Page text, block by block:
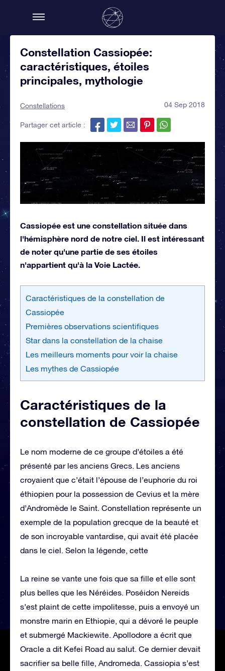
Constellation Cassiopée:
caractéristiques, étoiles
principales, mythologie
Constellations 04 Sep 2018
Partager cet article :
Cassiopée est une constellation située dans
l'hémisphère nord de notre ciel. Il est intéressant
de noter qu'une partie de ses étoiles
n'appartient qu'à la Voie Lactée.
Caractéristiques de la constellation de
Cassiopée
Premières observations scientifiques
Star dans la constellation de la chaise
Les meilleurs moments pour voir la chaise
Les mythes de Cassiopée
Caractéristiques de la
constellation de Cassiopée
Le nom moderne de ce groupe d’étoiles a été
présenté par les anciens Grecs. Les anciens
croyaient que c’était l’épouse de l’euphorie du roi
éthiopien pour la possession de Cevius et la mère
d’Andromède le Saint. Constellation représente un
exemple de la population grecque de la beauté et
de son incroyable vantardise, qui avait été placée
dans le ciel. Selon la légende, cette
La reine se vante une fois que sa fille et elle sont
plus belles que les Néréides. Poséidon Nereids
s’est plaint de cette impolitesse, puis a envoyé un
monstre marin en Ethiopie, qui a dévoré le peuple
et submergé Mackiewite. Apollodore a écrit que
Oracle a dit Kefei Road au salut. Ce dernier devait
sacrifier sa belle fille, Andromeda. Cassiopia s’est